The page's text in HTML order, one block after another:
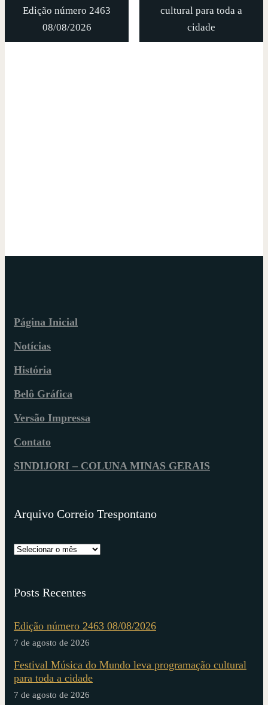
Edição número 2463
08/08/2026
cultural para toda a
cidade
Página Inicial
Notícias
História
Belô Gráfica
Versão Impressa
Contato
SINDIJORI – COLUNA MINAS GERAIS
Arquivo Correio Trespontano
Posts Recentes
Edição número 2463 08/08/2026
7 de agosto de 2026
Festival Música do Mundo leva programação cultural
para toda a cidade
7 de agosto de 2026